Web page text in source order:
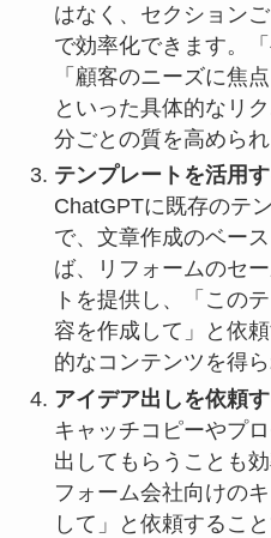
はなく、セクション
で効率化できます。
「顧客のニーズに焦
といった具体的なリ
分ごとの質を高められ
テンプレートを活用
ChatGPTに既存のテ
で、文章作成のベー
ば、リフォームのセ
トを提供し、「この
容を作成して」と依
的なコンテンツを得ら
アイデア出しを依頼
キャッチコピーやプ
出してもらうことも
フォーム会社向けの
して」と依頼するこ